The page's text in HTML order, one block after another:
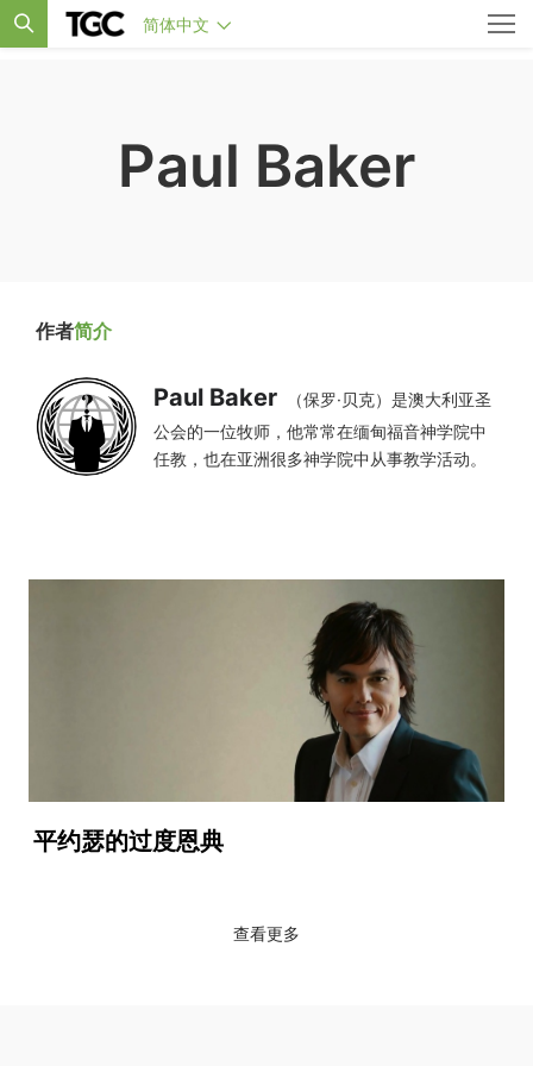
简体中文
Paul Baker
作者简介
Paul Baker
（保罗·贝克）是澳大利亚圣
公会的一位牧师，他常常在缅甸福音神学院中
任教，也在亚洲很多神学院中从事教学活动。
平约瑟的过度恩典
查看更多